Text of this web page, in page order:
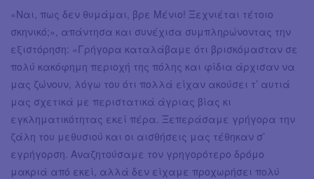
«Ναι, πως δεν θυμάμαι, βρε Μένιο! Ξεχνιέται τέτοιο
σκηνικό;», απάντησα και συνέχισα συμπληρώνοντας την
εξιστόρηση: «Γρήγορα καταλάβαμε ότι βρισκόμασταν σε
πολύ κακόφημη περιοχή της πόλης και φίδια άρχισαν να
μας ζώνουν, λόγω του ότι πολλά είχαν ακούσει τ’ αυτιά
μας σχετικά με περιστατικά άγριας βίας κι
εγκληματικότητας εκεί πέρα. Ξεπεράσαμε γρήγορα την
ζάλη του μεθυσιού και οι αισθήσεις μας τέθηκαν σ’
εγρήγορση. Αναζητούσαμε τον γρηγορότερο δρόμο
μακριά από εκεί, αλλά δεν είχαμε προχωρήσει πολύ